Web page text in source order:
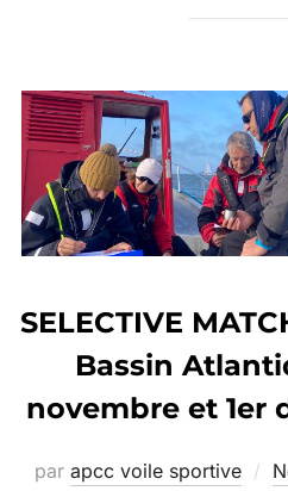
SELECTIVE
Bassin
novembre et 1er
par apcc voile sportive